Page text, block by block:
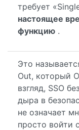
требует
настоящее
функцию .
Это
Out, который
взгляд, SSO
дыра в
не означает
просто войти